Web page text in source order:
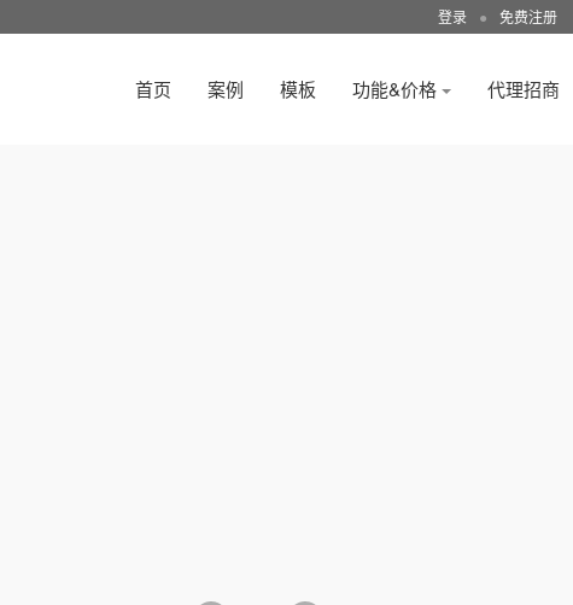
登录 ● 免费注册
首页 案例 模板 功能&价格 代理招商